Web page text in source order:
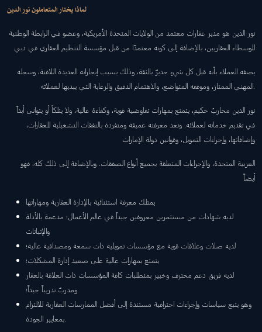
لماذا يختار المتعاملون نور الدين
نور الدين هو مدير عقارات معتمد من الولايات المتحدة الأمريكية، وعضو في الرابطة الوطنية
للوسطاء العقاريين، بالإضافة إلى كونه معتمدًا من قبل مؤسسة التنظيم العقاري في دبي
يصفه العملاء بأنه قبل كل شيءٍ جديرٌ بالثقة، وذلك بسبب إنجازاته العديدة اللافتة، وسجله
المهني الممتاز، وموقفه المتواضع، والاهتمام الدقيق والرعاية التي يبديها لعملائه.
نور الدين محاربٌ حكيم، يتمتع بمهارات تفاوضية قوية، وكفاءة عالية، ولا يتلكأ أو يتوانى أبداً
في تقديم خدماته لعملائه. وتعد معرفته عميقة ومتفردة بالنفقات التشغيلية للعقارات،
وإضافاتها، وإجراءات التمويل، وقوانين دولة الإمارات
العربية المتحدة، والإجراءات المتعلقة بجميع أنواع الصفقات. وبالإضافة إلى ذلك كله، فهو
أيضاً
يمتلك معرفة استثنائية بالإدارة العقارية ومهاراتها
لديه شهادات من مستثمرين معروفين جيداً في عالم الأعمال؛ مدعمة بالأدلة
والإثباتات
لديه صلات وعلاقات قوية مع مؤسسات تمويلية ذات سمعة ومصداقية عالية؛
يتمتع بمهارات عالية على صعيد إدارة المشكلات؛
لديه فريق دعم محترف وخبير بمتطلبات كافة المؤسسات ذات العلاقة بالعقار
ومدربٌ تدريباً جيداً؛
وهو يتبع سياسات وإجراءات احترافية مستندة إلى أفضل الممارسات العقارية للالتزام
بمعايير الجودة.